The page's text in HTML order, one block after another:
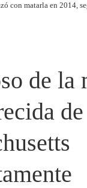
con matarla en 2014,
de la
de